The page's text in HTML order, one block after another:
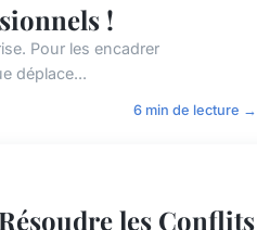
!
Pour les encadrer
déplace...
6 min de lecture →
les Conflits